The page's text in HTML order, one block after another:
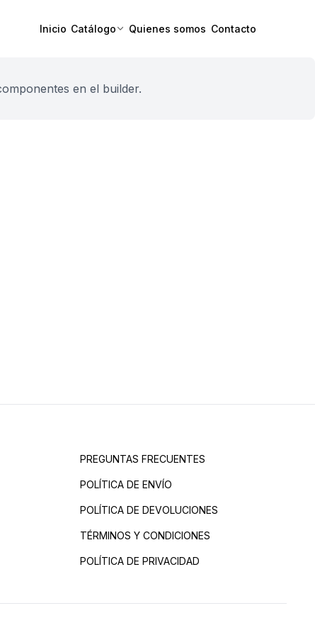
Inicio Catálogo Quienes somos Contacto
en el builder.
PREGUNTAS FRECUENTES
POLÍTICA DE ENVÍO
POLÍTICA DE DEVOLUCIONES
TÉRMINOS Y CONDICIONES
POLÍTICA DE PRIVACIDAD